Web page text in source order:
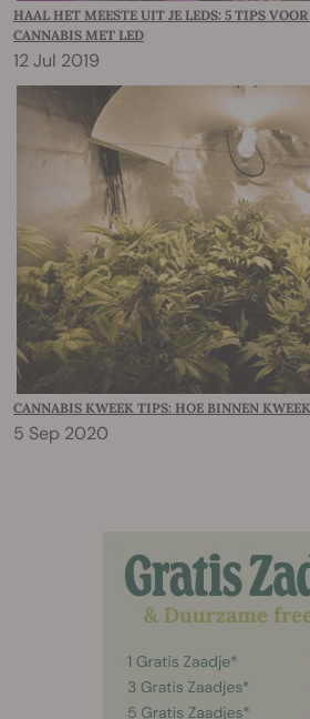
HAAL HET MEESTE UIT JE LEDS: 5 TIPS
CANNABIS MET LED
12 Jul 2019
CANNABIS KWEEK TIPS: HOE BINNEN
5 Sep 2020